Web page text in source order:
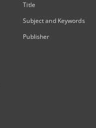
Title
Subject and Keywords
Publisher